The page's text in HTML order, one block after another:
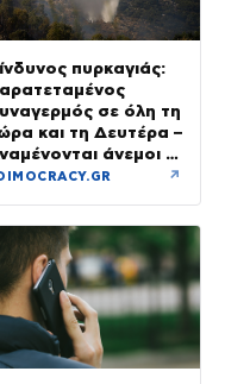
πυρκαγιάς:
σε όλη τη
και τη Δευτέρα –
άνεμοι 9
↗